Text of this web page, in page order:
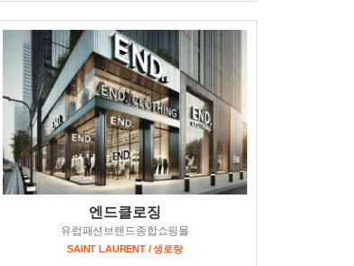
엔드클로징
유럽패션브랜드종합쇼핑몰
SAINT LAURENT / 생로랑